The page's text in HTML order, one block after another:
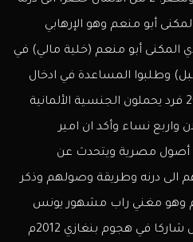
أبو منعم وهو الإرهابي
أبو منعم (خلية مالي) في
وطلبوا المساعدة في ادخال
مجموعة من الالمان عددهم 20 فرد يحملون الجنسية الألمانية
واربع نساء وأكد ان امير
أصول مصرية ويتحدث عن
الى درنه وطريقة وصولهم وذكر
وهو مغني راب مشهور يونس
عمر سكاريا وشقيقه إسماعيل شاركا في هجوم بنغازي 2012م